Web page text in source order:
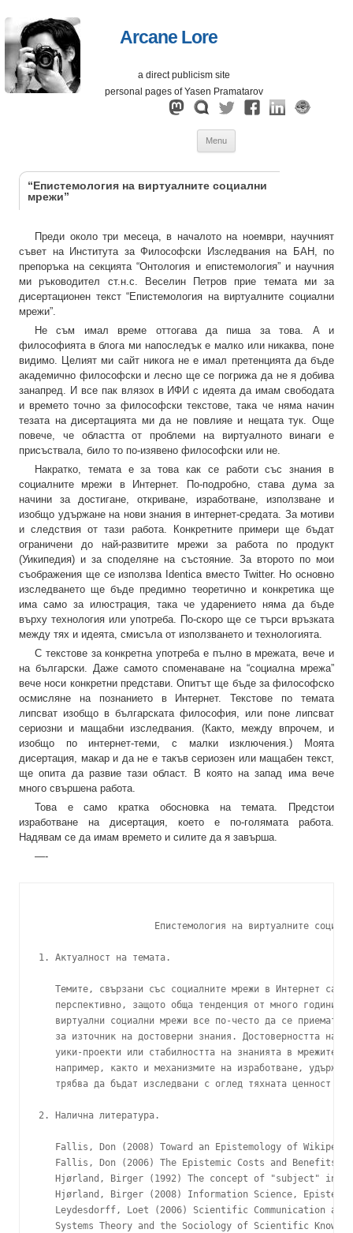
Arcane Lore
a direct publicism site
personal pages of Yasen Pramatarov
Menu
“Епистемология на виртуалните социални
мрежи”
Преди около три месеца, в началото на ноември, научният
съвет на Института за Философски Изследвания на БАН, по
препоръка на секцията “Онтология и епистемология” и научния
ми ръководител ст.н.с. Веселин Петров прие темата ми за
дисертационен текст “Епистемология на виртуалните социални
мрежи”.
Не съм имал време оттогава да пиша за това. А и
философията в блога ми напоследък е малко или никаква, поне
видимо. Целият ми сайт никога не е имал претенцията да бъде
академично философски и лесно ще се погрижа да не я добива
занапред. И все пак влязох в ИФИ с идеята да имам свободата
и времето точно за философски текстове, така че няма начин
тезата на дисертацията ми да не повлияе и нещата тук. Още
повече, че областта от проблеми на виртуалното винаги е
присъствала, било то по-изявено философски или не.
Накратко, темата е за това как се работи със знания в
социалните мрежи в Интернет. По-подробно, става дума за
начини за достигане, откриване, изработване, използване и
изобщо удържане на нови знания в интернет-средата. За мотиви
и следствия от тази работа. Конкретните примери ще бъдат
ограничени до най-развитите мрежи за работа по продукт
(Уикипедия) и за споделяне на състояние. За второто по мои
съображения ще се използва Identica вместо Twitter. Но основно
изследването ще бъде предимно теоретично и конкретика ще
има само за илюстрация, така че ударението няма да бъде
върху технология или употреба. По-скоро ще се търси връзката
между тях и идеята, смисъла от използването и технологията.
С текстове за конкретна употреба е пълно в мрежата, вече и
на български. Даже самото споменаване на “социална мрежа”
вече носи конкретни представи. Опитът ще бъде за философско
осмисляне на познанието в Интернет. Текстове по темата
липсват изобщо в българската философия, или поне липсват
сериозни и мащабни изследвания. (Както, между впрочем, и
изобщо по интернет-теми, с малки изключения.) Моята
дисертация, макар и да не е такъв сериозен или мащабен текст,
ще опита да развие тази област. В която на запад има вече
много свършена работа.
Това е само кратка обосновка на темата. Предстои
изработване на дисертация, което е по-голямата работа.
Надявам се да имам времето и силите да я завърша.
—-
Епистемология на виртуалните
1. Актуалност на темата.
Темите, свързани със социалните мрежи в Интернет са
перспективно, защото обща тенденция от много години е
виртуални социални мрежи все по-често да се приемат
за източник на достоверни знания. Достоверността на
уики-проекти или стабилността на знанията в мрежите
например, както и механизмите на изработване,
трябва да бъдат изследвани с оглед тяхната ценност за
2. Налична литература.
   Fallis, Don (2008) Toward an Epistemology of Wikipedia
Fallis, Don (2006) The Epistemic Costs and Benefits
Hjørland, Birger (1992) The concept of "subject" in
Hjørland, Birger (2008) Information Science,
Leydesdorff, Loet (2006) Scientific Communication
Systems Theory and the Sociology of Scientific